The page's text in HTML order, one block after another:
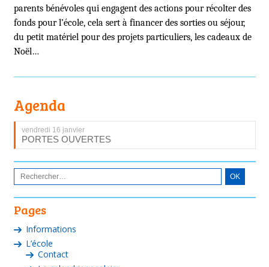
parents bénévoles qui engagent des actions pour récolter des
fonds pour l’école, cela sert à financer des sorties ou séjour,
du petit matériel pour des projets particuliers, les cadeaux de
Noël…
Agenda
vendredi 16 janvier
PORTES OUVERTES
Pages
Informations
L’école
Contact